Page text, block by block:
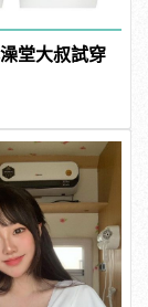
堂大叔試穿